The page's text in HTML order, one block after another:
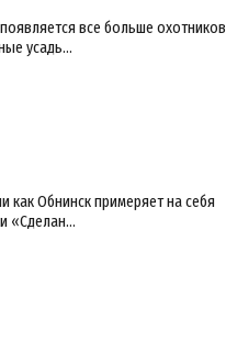
все больше охотников
усадь…
как Обнинск примеряет на себя
«Сделан…